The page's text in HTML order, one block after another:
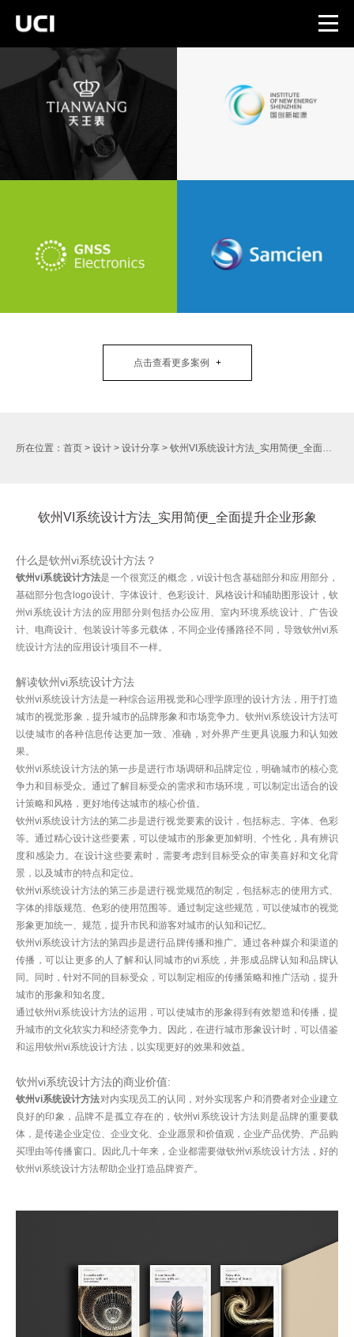
点击查看更多案例
所在位置： 首页 > 设计 > 设计分享 > 钦州VI系统设计方法_实用简便_全面提升企业形象
钦州VI系统设计方法_实用简便_全面提升企业形象
什么是钦州vi系统设计方法？
钦州vi系统设计方法是一个很宽泛的概念，vi设计包含基础部分和应用部分，
基础部分包含logo设计、字体设计、色彩设计、风格设计和辅助图形设计，钦
州vi系统设计方法的应用部分则包括办公应用、室内环境系统设计、广告设
计、电商设计、包装设计等多元载体，不同企业传播路径不同，导致钦州vi系
统设计方法的应用设计项目不一样。
解读钦州vi系统设计方法
钦州vi系统设计方法是一种综合运用视觉和心理学原理的设计方法，用于打造
城市的视觉形象，提升城市的品牌形象和市场竞争力。钦州vi系统设计方法可
以使城市的各种信息传达更加一致、准确，对外界产生更具说服力和认知效
果。
钦州vi系统设计方法的第一步是进行市场调研和品牌定位，明确城市的核心竞
争力和目标受众。通过了解目标受众的需求和市场环境，可以制定出适合的设
计策略和风格，更好地传达城市的核心价值。
钦州vi系统设计方法的第二步是进行视觉要素的设计，包括标志、字体、色彩
等。通过精心设计这些要素，可以使城市的形象更加鲜明、个性化，具有辨识
度和感染力。在设计这些要素时，需要考虑到目标受众的审美喜好和文化背
景，以及城市的特点和定位。
钦州vi系统设计方法的第三步是进行视觉规范的制定，包括标志的使用方式、
字体的排版规范、色彩的使用范围等。通过制定这些规范，可以使城市的视觉
形象更加统一、规范，提升市民和游客对城市的认知和记忆。
钦州vi系统设计方法的第四步是进行品牌传播和推广。通过各种媒介和渠道的
传播，可以让更多的人了解和认同城市的vi系统，并形成品牌认知和品牌认
同。同时，针对不同的目标受众，可以制定相应的传播策略和推广活动，提升
城市的形象和知名度。
通过钦州vi系统设计方法的运用，可以使城市的形象得到有效塑造和传播，提
升城市的文化软实力和经济竞争力。因此，在进行城市形象设计时，可以借鉴
和运用钦州vi系统设计方法，以实现更好的效果和效益。
钦州vi系统设计方法的商业价值:
钦州vi系统设计方法对内实现员工的认同，对外实现客户和消费者对企业建立
良好的印象，品牌不是孤立存在的，钦州vi系统设计方法则是品牌的重要载
体，是传递企业定位、企业文化、企业愿景和价值观，企业产品优势、产品购
买理由等传播窗口。因此几十年来，企业都需要做钦州vi系统设计方法，好的
钦州vi系统设计方法帮助企业打造品牌资产。